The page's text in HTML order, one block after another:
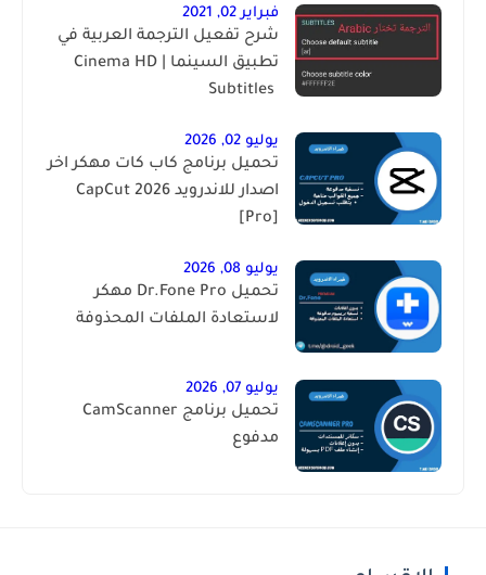
فبراير 02, 2021
شرح تفعيل الترجمة العربية في
تطبيق السينما | ‏Cinema HD
Subtitles ‎
يوليو 02, 2026
تحميل برنامج كاب كات مهكر اخر
اصدار للاندرويد 2026 CapCut
[Pro]
يوليو 08, 2026
تحميل Dr.Fone Pro مهكر
لاستعادة الملفات المحذوفة
يوليو 07, 2026
تحميل برنامج CamScanner
مدفوع